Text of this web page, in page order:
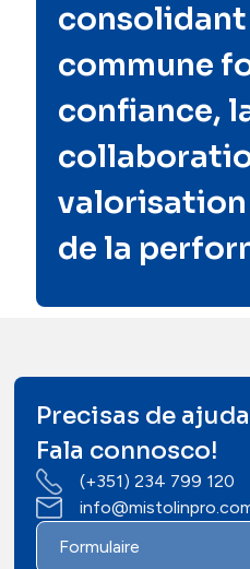
consolidant
commune
confiance,
de la
Precisas de
Fala connosco!
(+351) 234 799 120
Formulaire